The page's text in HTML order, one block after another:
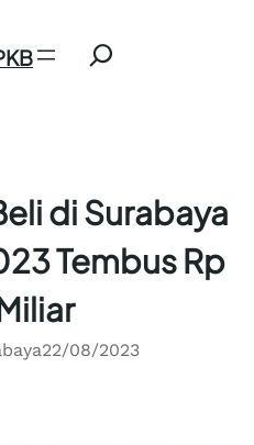
di Surabaya
Tembus Rp
22/08/2023